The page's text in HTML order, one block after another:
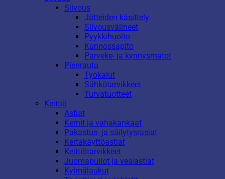
Siivous
Jätteiden käsittely
Siivousvälineet
Pyykkihuolto
Kunnossapito
Parveke- ja kynnysmatot
Pienrauta
Työkalut
Sähkötarvikkeet
Turvatuotteet
Keittiö
Astiat
Kernit ja vahakankaat
Pakastus- ja säilytysrasiat
Kertakäyttöastiat
Keittiötarvikkeet
Juomapullot ja vesiastiat
Kylmälaukut